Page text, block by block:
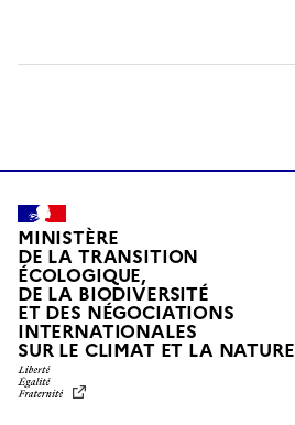
MINISTÈRE
DE LA TRANSITION
ÉCOLOGIQUE,
DE LA BIODIVERSITÉ
ET DES NÉGOCIATIONS
INTERNATIONALES
SUR LE CLIMAT ET LA NATUREL